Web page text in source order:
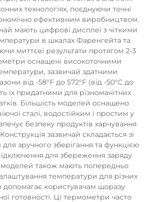
технологіях, поєднуючи точні
ефективним виробництвом.
мають цифрові дисплеї з чіткими
в шкалах Фаренгейта та
миттєві результати протягом 2-3
оснащені високоточними
зазвичай здатними
від -58°F до 572°F (від -50°C до
їх придатними для різноманітних
Більшість моделей оснащено
сталі, водостійким і простим у
безпеку продуктів харчування
зазвичай складається зі
зручного зберігання та функцією
для збереження заряду
моделей також мають попередньо
температури для різних
допомагає користувачам щоразу
готовності. Ці термометри часто